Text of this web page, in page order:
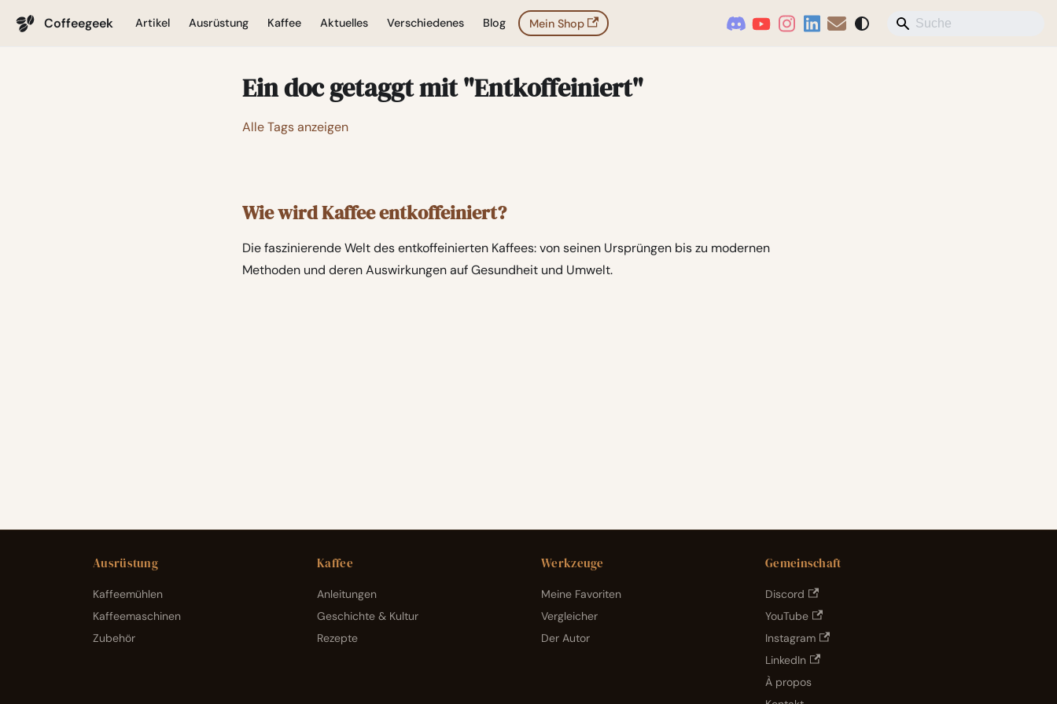
Coffeegeek Artikel Ausrüstung Kaffee Aktuelles Verschiedenes Blog Mein Shop
Ein doc getaggt mit "Entkoffeiniert"
Alle Tags anzeigen
Wie wird Kaffee entkoffeiniert?
Die faszinierende Welt des entkoffeinierten Kaffees: von seinen Ursprüngen bis zu modernen
Methoden und deren Auswirkungen auf Gesundheit und Umwelt.
Ausrüstung
Kaffeemühlen
Kaffeemaschinen
Zubehör
Kaffee
Anleitungen
Geschichte & Kultur
Rezepte
Werkzeuge
Meine Favoriten
Vergleicher
Der Autor
Gemeinschaft
Discord
YouTube
Instagram
LinkedIn
À propos